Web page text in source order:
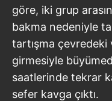
göre, iki grup
bakma nedeniyle
tartışma çevredeki
girmesiyle
saatlerinde tekrar
sefer kavga çıktı.